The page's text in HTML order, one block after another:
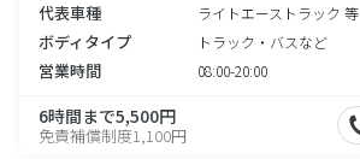
代表車種 ライトエーストラック 等
ボディタイプ トラック・バスなど
営業時間 08:00-20:00
6時間まで5,500円
免責補償制度1,100円